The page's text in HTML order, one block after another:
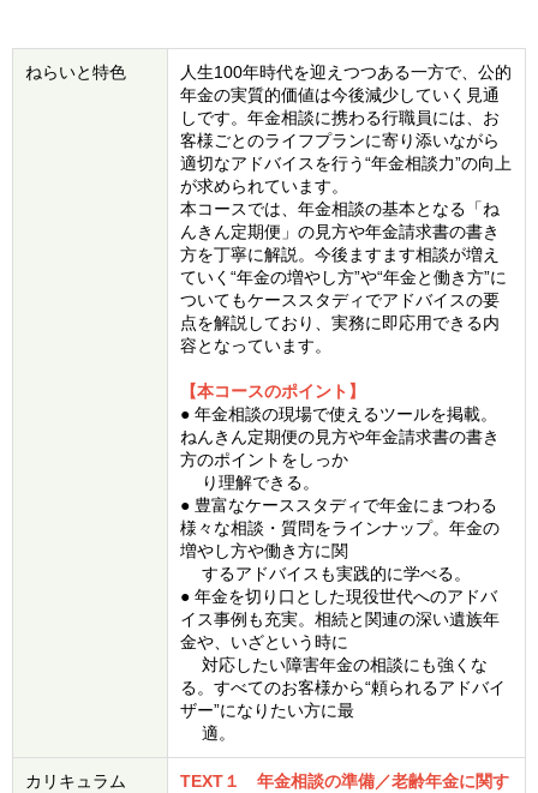
ねらいと特色
人生100年時代を迎えつつある一方で、公的
年金の実質的価値は今後減少していく見通
しです。年金相談に携わる行職員には、お
客様ごとのライフプランに寄り添いながら
適切なアドバイスを行う“年金相談力”の向上
が求められています。
本コースでは、年金相談の基本となる「ね
んきん定期便」の見方や年金請求書の書き
方を丁寧に解説。今後ますます相談が増え
ていく“年金の増やし方”や“年金と働き方”に
ついてもケーススタディでアドバイスの要
点を解説しており、実務に即応用できる内
容となっています。
【本コースのポイント】
● 年金相談の現場で使えるツールを掲載。
ねんきん定期便の見方や年金請求書の書き
方のポイントをしっか
り理解できる。
● 豊富なケーススタディで年金にまつわる
様々な相談・質問をラインナップ。年金の
増やし方や働き方に関
するアドバイスも実践的に学べる。
● 年金を切り口とした現役世代へのアドバ
イス事例も充実。相続と関連の深い遺族年
金や、いざという時に
対応したい障害年金の相談にも強くな
る。すべてのお客様から“頼られるアドバイ
ザー”になりたい方に最
適。
カリキュラム
TEXT１ 年金相談の準備／老齢年金に関す